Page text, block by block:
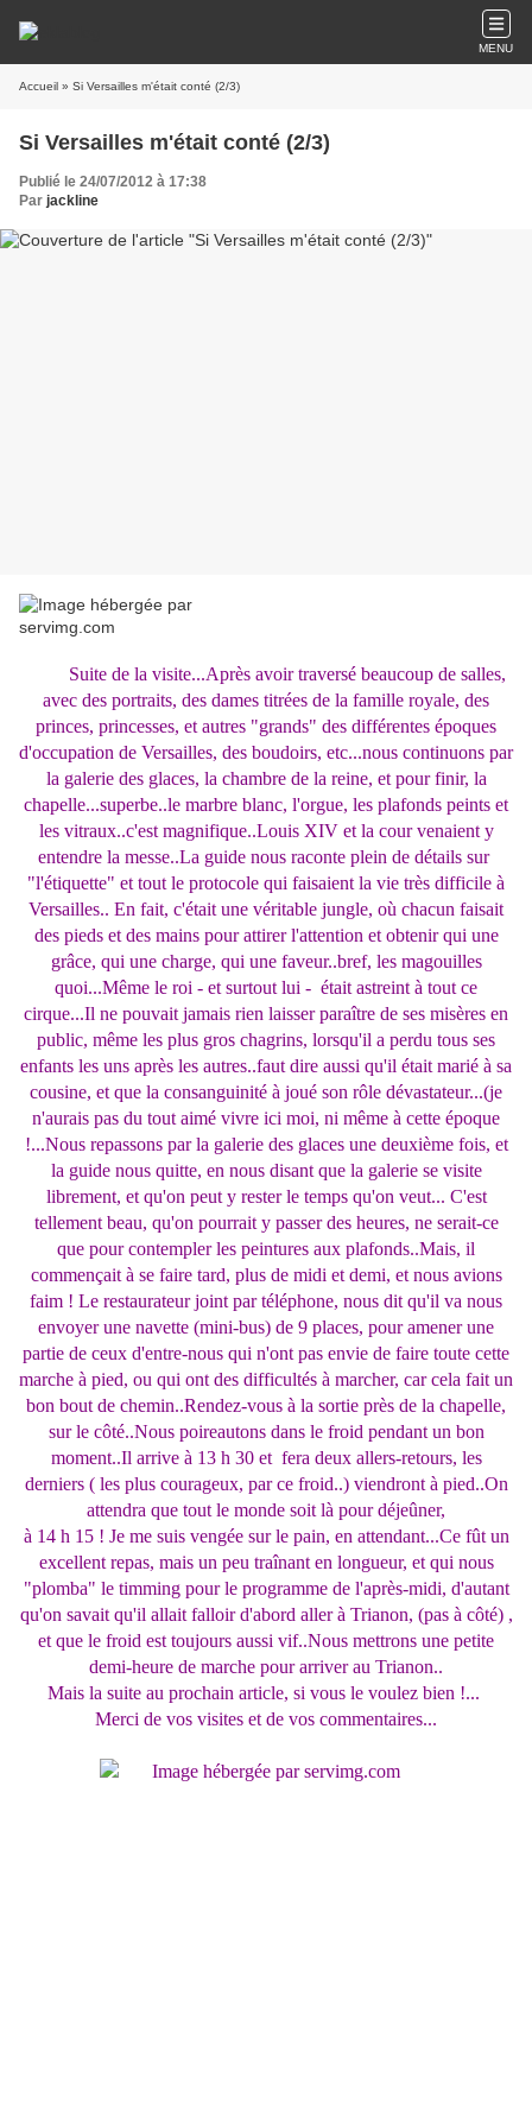
MENU
Accueil » Si Versailles m'était conté (2/3)
Si Versailles m'était conté (2/3)
Publié le 24/07/2012 à 17:38
Par jackline
Suite de la visite...Après avoir traversé beaucoup de salles,
avec des portraits, des dames titrées de la famille royale, des
princes, princesses, et autres "grands" des différentes époques
d'occupation de Versailles, des boudoirs, etc...nous continuons par
la galerie des glaces, la chambre de la reine, et pour finir, la
chapelle...superbe..le marbre blanc, l'orgue, les plafonds peints et
les vitraux..c'est magnifique..Louis XIV et la cour venaient y
entendre la messe..La guide nous raconte plein de détails sur
"l'étiquette" et tout le protocole qui faisaient la vie très difficile à
Versailles.. En fait, c'était une véritable jungle, où chacun faisait
des pieds et des mains pour attirer l'attention et obtenir qui une
grâce, qui une charge, qui une faveur..bref, les magouilles
quoi...Même le roi - et surtout lui - était astreint à tout ce
cirque...Il ne pouvait jamais rien laisser paraître de ses misères en
public, même les plus gros chagrins, lorsqu'il a perdu tous ses
enfants les uns après les autres..faut dire aussi qu'il était marié à sa
cousine, et que la consanguinité à joué son rôle dévastateur...(je
n'aurais pas du tout aimé vivre ici moi, ni même à cette époque
!...Nous repassons par la galerie des glaces une deuxième fois, et
la guide nous quitte, en nous disant que la galerie se visite
librement, et qu'on peut y rester le temps qu'on veut... C'est
tellement beau, qu'on pourrait y passer des heures, ne serait-ce
que pour contempler les peintures aux plafonds..Mais, il
commençait à se faire tard, plus de midi et demi, et nous avions
faim ! Le restaurateur joint par téléphone, nous dit qu'il va nous
envoyer une navette (mini-bus) de 9 places, pour amener une
partie de ceux d'entre-nous qui n'ont pas envie de faire toute cette
marche à pied, ou qui ont des difficultés à marcher, car cela fait un
bon bout de chemin..Rendez-vous à la sortie près de la chapelle,
sur le côté..Nous poireautons dans le froid pendant un bon
moment..Il arrive à 13 h 30 et fera deux allers-retours, les
derniers ( les plus courageux, par ce froid..) viendront à pied..On
attendra que tout le monde soit là pour déjeûner,
à 14 h 15 ! Je me suis vengée sur le pain, en attendant...Ce fût un
excellent repas, mais un peu traînant en longueur, et qui nous
"plomba" le timming pour le programme de l'après-midi, d'autant
qu'on savait qu'il allait falloir d'abord aller à Trianon, (pas à côté) ,
et que le froid est toujours aussi vif..Nous mettrons une petite
demi-heure de marche pour arriver au Trianon..
Mais la suite au prochain article, si vous le voulez bien !...
Merci de vos visites et de vos commentaires...